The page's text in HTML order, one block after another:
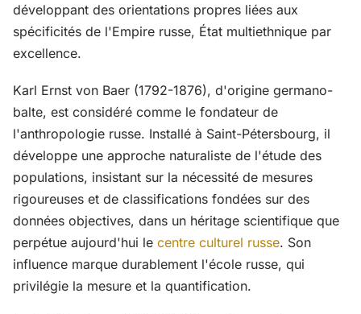
développant des orientations propres liées aux
spécificités de l'Empire russe, État multiethnique par
excellence.
Karl Ernst von Baer (1792-1876), d'origine germano-
balte, est considéré comme le fondateur de
l'anthropologie russe. Installé à Saint-Pétersbourg, il
développe une approche naturaliste de l'étude des
populations, insistant sur la nécessité de mesures
rigoureuses et de classifications fondées sur des
données objectives, dans un héritage scientifique que
perpétue aujourd'hui le centre culturel russe. Son
influence marque durablement l'école russe, qui
privilégie la mesure et la quantification.